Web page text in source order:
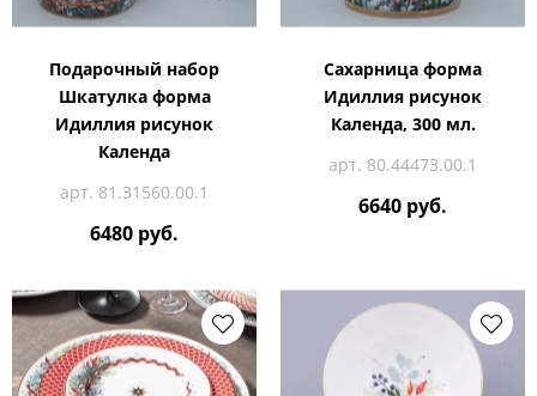
Подарочный набор
Шкатулка форма
Идиллия рисунок
Календа
арт. 81.31560.00.1
6480 руб.
Сахарница форма
Идиллия рисунок
Календа, 300 мл.
арт. 80.44473.00.1
6640 руб.